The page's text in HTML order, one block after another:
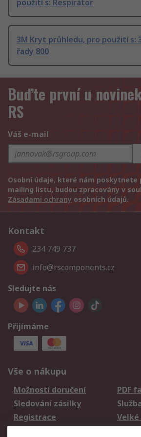
použití s: Respirátor
3M Kryt průhledu, pro použití s:
řady 800
Buďte první u
RS
Váš e-mail
Osobní údaje, které nám poskytnete
mailing listu, budou zpracovány v
Zásadami ochrany osobních údajů.
Kontakt
234 749 737
info@rscomponents.cz
Sledujte nás
Přijímáme
Vše o nákupu
Možnosti doručení
PDF
Sledování zásilky
Registrace